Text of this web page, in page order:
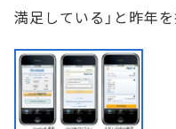
満足している」と昨年を